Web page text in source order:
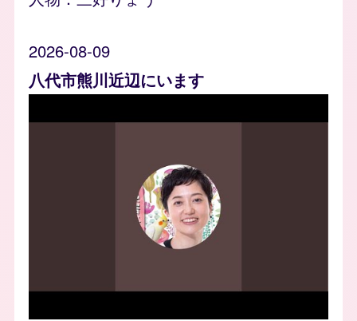
2026-08-09
八代市熊川近辺にいます